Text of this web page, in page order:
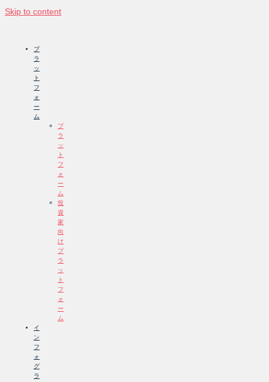
Skip to content
プ
ラ
ッ
ト
フ
ォ
ー
ム
プ
ラ
ッ
ト
フ
ォ
ー
ム
投
資
家
向
け
プ
ラ
ッ
ト
フ
ォ
ー
ム
イ
ン
フ
ォ
グ
ラ